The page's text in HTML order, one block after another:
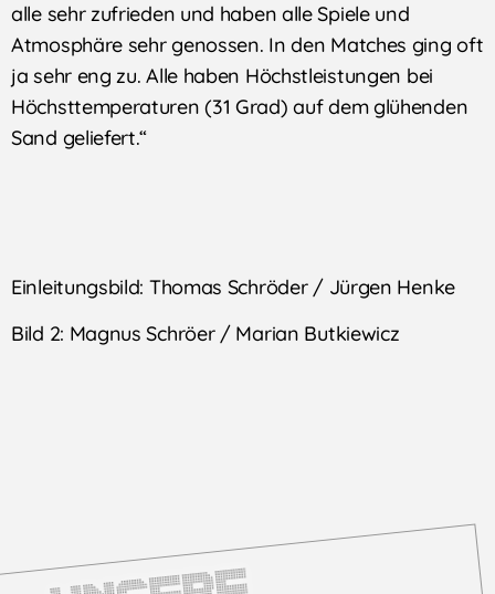
alle sehr zufrieden und haben alle Spiele und
Atmosphäre sehr genossen. In den Matches ging oft
ja sehr eng zu. Alle haben Höchstleistungen bei
Höchsttemperaturen (31 Grad) auf dem glühenden
Sand geliefert.“
Einleitungsbild: Thomas Schröder / Jürgen Henke
Bild 2: Magnus Schröer / Marian Butkiewicz